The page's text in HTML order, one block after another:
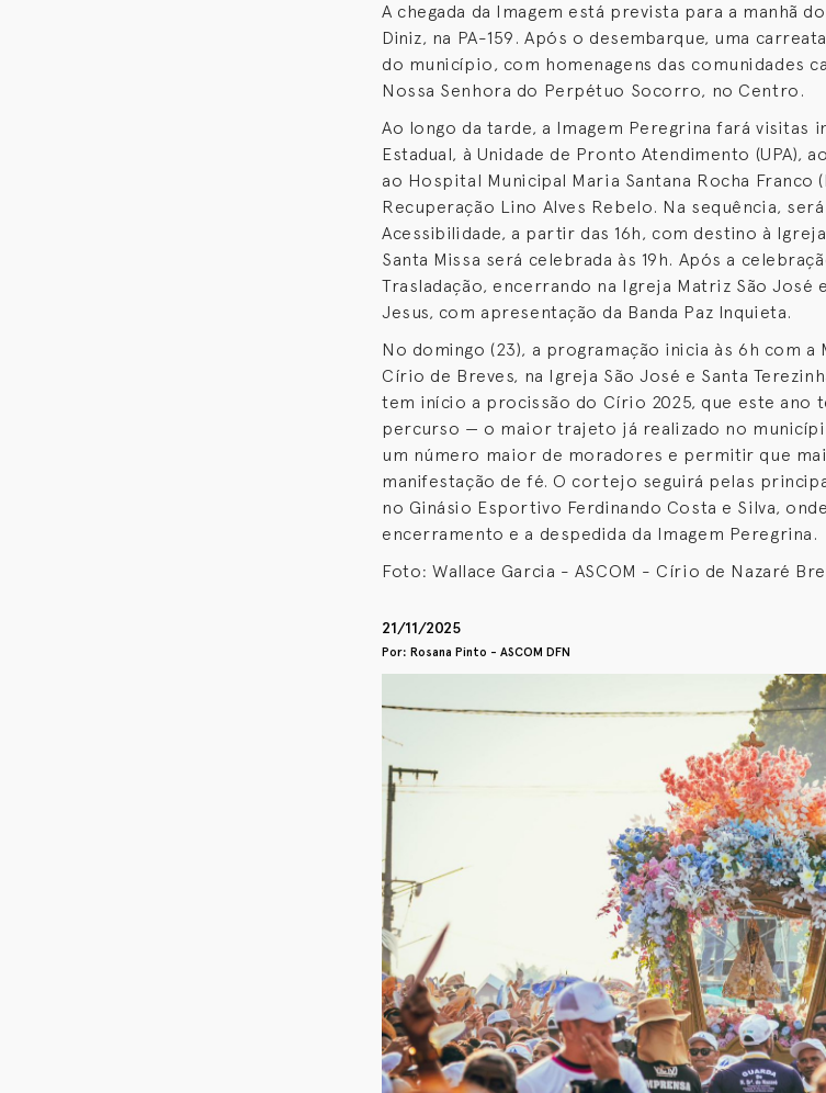
A chegada da Imagem está prevista para a manhã
Diniz, na PA-159. Após o desembarque, uma
do município, com homenagens das comunidades
Nossa Senhora do Perpétuo Socorro, no Centro.
Ao longo da tarde, a Imagem Peregrina fará visitas
Estadual, à Unidade de Pronto Atendimento (UPA),
ao Hospital Municipal Maria Santana Rocha Franco
Recuperação Lino Alves Rebelo. Na sequência,
Acessibilidade, a partir das 16h, com destino à
Santa Missa será celebrada às 19h. Após a
Trasladação, encerrando na Igreja Matriz São José
Jesus, com apresentação da Banda Paz Inquieta.
No domingo (23), a programação inicia às 6h com
Círio de Breves, na Igreja São José e Santa
tem início a procissão do Círio 2025, que este ano
percurso — o maior trajeto já realizado no
um número maior de moradores e permitir que
manifestação de fé. O cortejo seguirá pelas
no Ginásio Esportivo Ferdinando Costa e Silva,
encerramento e a despedida da Imagem Peregrina.
Foto: Wallace Garcia - ASCOM - Círio de Nazaré
21/11/2025
Por: Rosana Pinto - ASCOM DFN